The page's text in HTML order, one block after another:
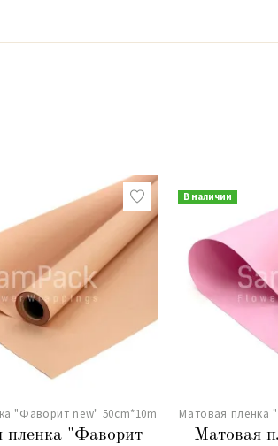
"Фаворит new" 50сm*10m
пленка "Фаворит
В наличии
Матовая пленка
Матовая